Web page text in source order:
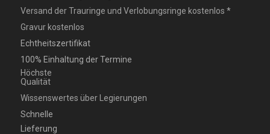
Versand der Trauringe und Verlobungsringe kostenlos *
Gravur kostenlos
Echtheitszertifikat
100% Einhaltung der Termine
Höchste
Qualität
Wissenswertes über Legierungen
Schnelle
Lieferung